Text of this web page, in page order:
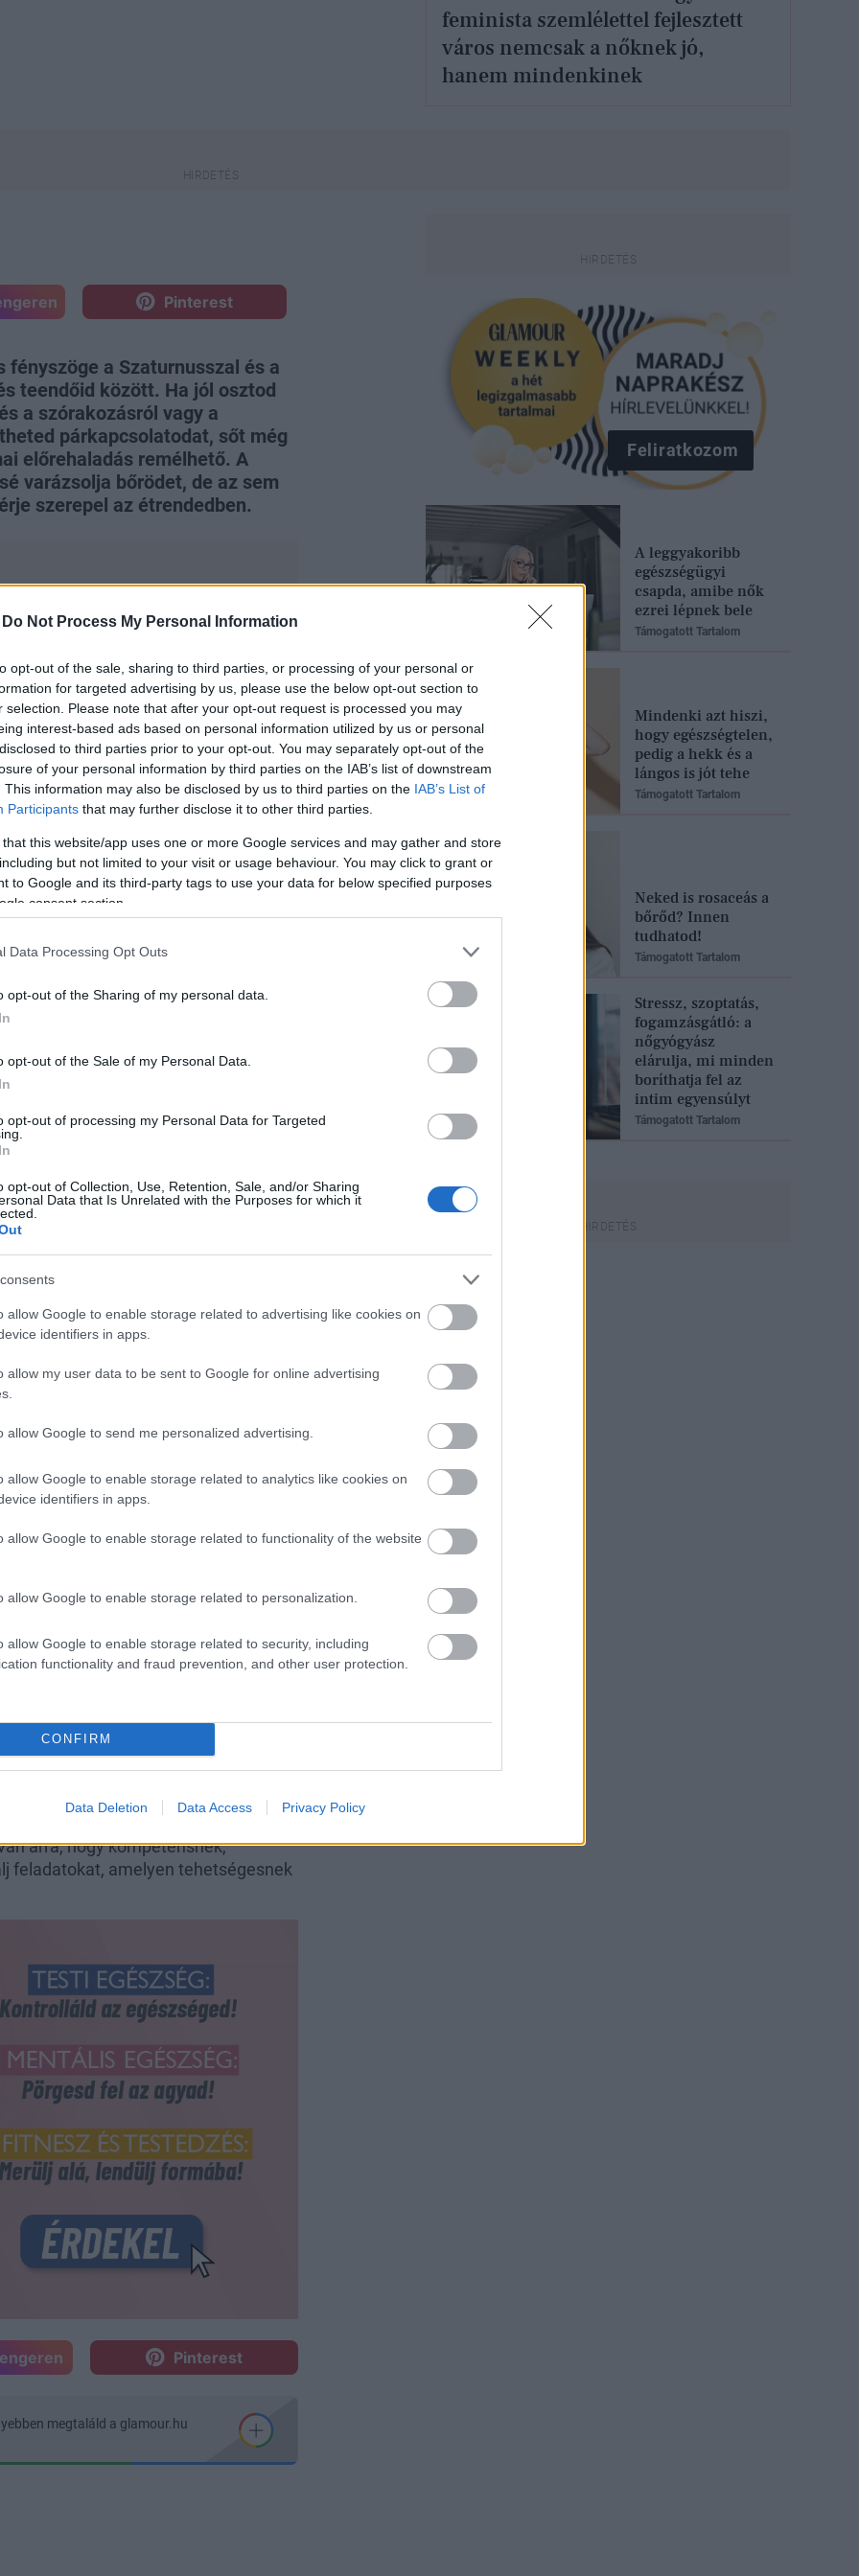
Do Not Process My Personal Information
opt-out of the sale, sharing to third parties, or processing of your personal or
for targeted advertising by us, please use the below opt-out section to
selection. Please note that after your opt-out request is processed you may
interest-based ads based on personal information utilized by us or personal
to third parties prior to your opt-out. You may separately opt-out of the
of your personal information by third parties on the IAB’s list of downstream
This information may also be disclosed by us to third parties on the IAB’s List of
Participants that may further disclose it to other third parties.
that this website/app uses one or more Google services and may gather and store
but not limited to your visit or usage behaviour. You may click to grant or
to Google and its third-party tags to use your data for below specified purposes
consent section.
Data Processing Opt Outs
opt-out of the Sharing of my personal data.
opt-out of the Sale of my Personal Data.
opt-out of processing my Personal Data for Targeted
opt-out of Collection, Use, Retention, Sale, and/or Sharing
Data that Is Unrelated with the Purposes for which it
allow Google to enable storage related to advertising like cookies on
identifiers in apps.
allow my user data to be sent to Google for online advertising
allow Google to send me personalized advertising.
allow Google to enable storage related to analytics like cookies on
identifiers in apps.
allow Google to enable storage related to functionality of the website
allow Google to enable storage related to personalization.
allow Google to enable storage related to security, including
functionality and fraud prevention, and other user protection.
CONFIRM
Data Deletion Data Access Privacy Policy
feminista szemlélettel fejlesztett
város nemcsak a nőknek jó,
hanem mindenkinek
Pinterest
a Szaturnusszal és a
teendőid között. Ha jól osztod
a szórakozásról vagy a
párkapcsolatodat, sőt még
előrehaladás remélhető. A
varázsolja bőrödet, de az sem
szerepel az étrendedben.
de a vonzódás fokozatosan
siettetni nem ajánlatos,
a gerincbántalmak
az előkészületekhez, de ne akarj
a párodnak, milyen érzéseket élsz
hanem egy különleges, új
megragadja figyelmedet,
rejlő lehetőségekkel, elindulsz
nehéz nem észrevenni, viszont
egy jómódú, megbízható pasi
szüksége van néha egy laza napra,
csak azért, mert lusta vagy
de rokonaidat is illene
toppanjanak be, vendégeid előbb-
de vállalkozóként kerüld a
teszi számodra, hogy oltalmazó
baráti vagy üzleti találkozóra is, de
és a művelődés a lehető legjobb
cégek, hiszen bizonyos
szolgál alapul termékeid
nyilvános helyekre cipel, amit kissé
élni vele, alkalmazkodnod kell
arra, hogy kompetensnek,
feladatokat, amelyen tehetségesnek
Pinterest
megtaláld a glamour.hu
Feliratkozom
A leggyakoribb
egészségügyi
csapda, amibe nők
ezrei lépnek bele
Támogatott Tartalom
Mindenki azt hiszi,
hogy egészségtelen,
pedig a hekk és a
lángos is jót tehe
Támogatott Tartalom
Neked is rosaceás a
bőrőd? Innen
tudhatod!
Támogatott Tartalom
Stressz, szoptatás,
fogamzásgátló: a
nőgyógyász
elárulja, mi minden
boríthatja fel az
intim egyensúlyt
Támogatott Tartalom